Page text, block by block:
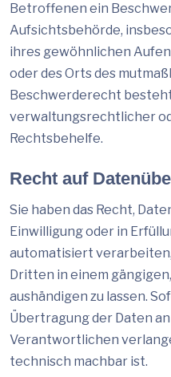
Betroffenen ein
Aufsichtsbehörde,
ihres gewöhnlichen
oder des Orts des
Beschwerderecht
verwaltungsrechtlicher
Rechtsbehelfe.
Recht auf
Sie haben das Recht,
Einwilligung oder in
automatisiert
Dritten in einem
aushändigen zu lassen.
Übertragung der Daten
Verantwortlichen
technisch machbar ist.